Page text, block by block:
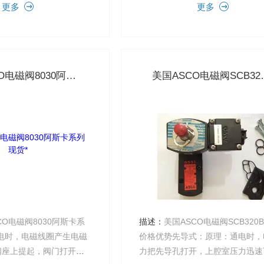
更多
被切断。电磁线圈被直接安装在
更多
美国ASCO电磁阀8030阿斯卡系列现货*
电磁阀8030阿斯卡系
时，电磁线圈产生电磁
上提起，阀门打开；
美国
描述： 美国ASCO电磁阀
价格优势先导式：原理：通电时
力把先导孔打开，上腔室压力迅